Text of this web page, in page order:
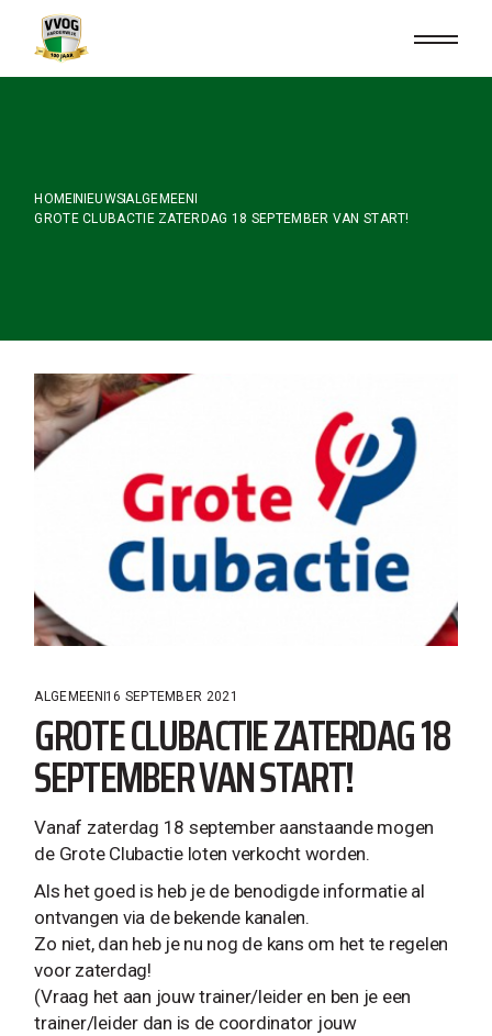
content
HOME NIEUWSALGEMEEN
GROTE CLUBACTIE ZATERDAG 18 SEPTEMBER VAN START!
ALGEMEEN16 SEPTEMBER 2021
GROTE CLUBACTIE ZATERDAG 18
SEPTEMBER VAN START!
Vanaf zaterdag 18 september aanstaande mogen
de Grote Clubactie loten verkocht worden.
Als het goed is heb je de benodigde informatie al
ontvangen via de bekende kanalen.
Zo niet, dan heb je nu nog de kans om het te regelen
voor zaterdag!
(Vraag het aan jouw trainer/leider en ben je een
trainer/leider dan is de coordinator jouw